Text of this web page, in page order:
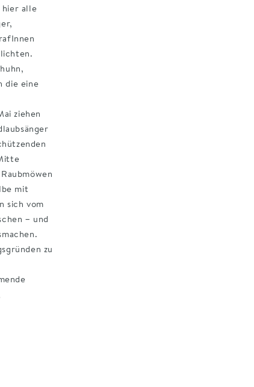
hier alle
die eine
ziehen
mit
sich vom
– und
zu